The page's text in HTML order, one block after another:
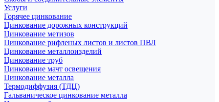
Услуги
Горячее цинкование
Цинкование дорожных конструкций
Цинкование метизов
Цинкование рифленых листов и листов ПВЛ
Цинкование металлоизделий
Цинкование труб
Цинкование мачт освещения
Цинкование металла
Термодиффузия (ТДЦ)
Гальваническое цинкование металла